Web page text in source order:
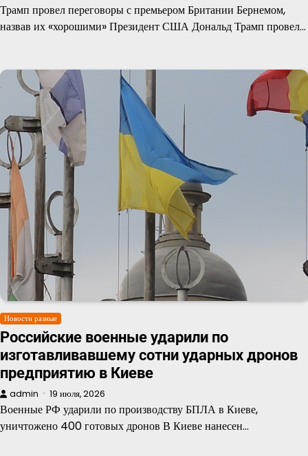
Трамп провел переговоры с премьером Британии Бернемом,
назвав их «хорошими» Президент США Дональд Трамп провел…
Новости разные
Российские военные ударили по
изготавливавшему сотни ударных дронов
предприятию в Киеве
admin 19 июля, 2026
Военные РФ ударили по производству БПЛА в Киеве,
уничтожено 400 готовых дронов В Киеве нанесен…